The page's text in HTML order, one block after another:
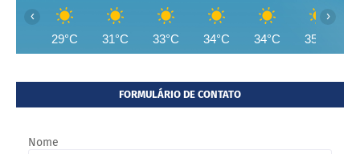
29°C 31°C 33°C 34°C 34°C 35°C
‹ ›
FORMULÁRIO DE CONTATO
Nome